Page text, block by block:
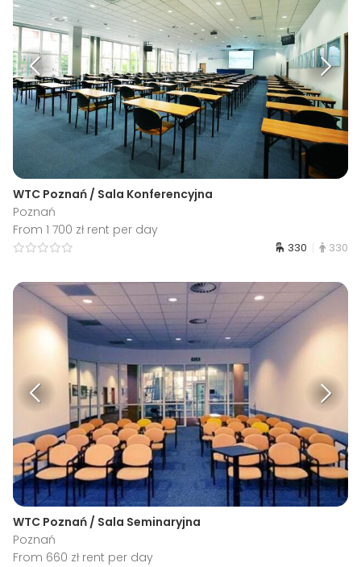
WTC Poznań / Sala Konferencyjna
Poznań
From 1 700 zł rent per day
330 330
WTC Poznań / Sala Seminaryjna
Poznań
From 660 zł rent per day